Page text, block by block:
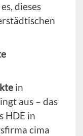
dieses
in
aus – das
HDE in
cima